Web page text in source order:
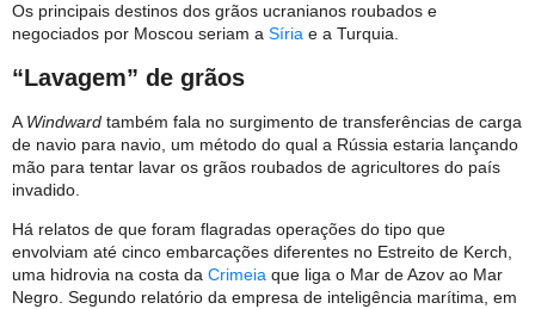
Os principais destinos dos grãos ucranianos roubados e
negociados por Moscou seriam a Síria e a Turquia.
“Lavagem” de grãos
A Windward também fala no surgimento de transferências de carga
de navio para navio, um método do qual a Rússia estaria lançando
mão para tentar lavar os grãos roubados de agricultores do país
invadido.
Há relatos de que foram flagradas operações do tipo que
envolviam até cinco embarcações diferentes no Estreito de Kerch,
uma hidrovia na costa da Crimeia que liga o Mar de Azov ao Mar
Negro. Segundo relatório da empresa de inteligência marítima, em